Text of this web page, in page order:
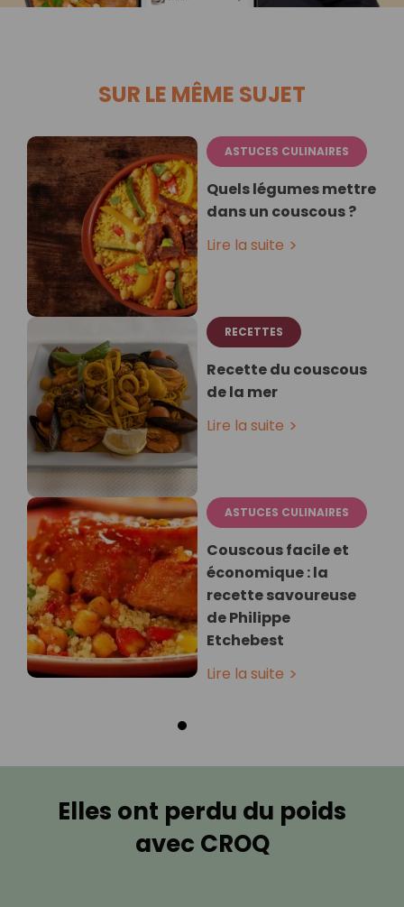
SUR LE MÊME SUJET
ASTUCES CULINAIRES
Quels légumes mettre
dans un couscous ?
Lire la suite
RECETTES
Recette du couscous
de la mer
Lire la suite
ASTUCES CULINAIRES
Couscous facile et
économique : la
recette savoureuse
de Philippe
Etchebest
Lire la suite
Elles ont perdu du poids
avec CROQ